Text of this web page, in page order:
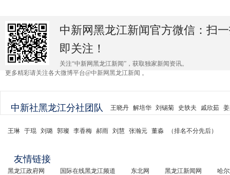
中新网黑龙江新闻官方微信：扫
即关注！
关注“中新网黑龙江新闻”，获取独家新闻资讯。
更多精彩请关注各大微博平台@中新网黑龙江新闻 。
中新社黑龙江分社团队 王晓丹 解培华 刘锡菊 史轶夫 戚欣茹
王琳 于琨 刘璐 郭璨 李香梅 郝雨 刘慧 张瀚元 董淼 （排名不分先后）
友情链接
黑龙江政府网 国际在线黑龙江频道 东北网 黑龙江新闻网
哈